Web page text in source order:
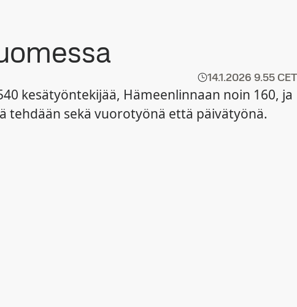
14.1.2026 9.55 CET
kesätyöntekijää, Hämeenlinnaan noin 160, ja
tehdään sekä vuorotyönä että päivätyönä.